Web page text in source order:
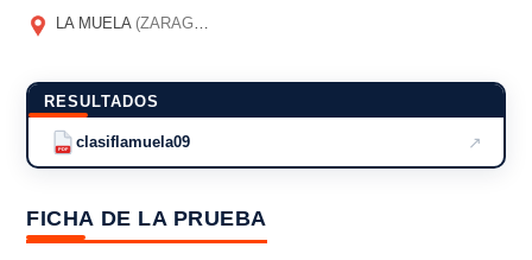
LA MUELA (ZARAGOZA)
RESULTADOS
PDF clasiflamuela09 ↗
FICHA DE LA PRUEBA